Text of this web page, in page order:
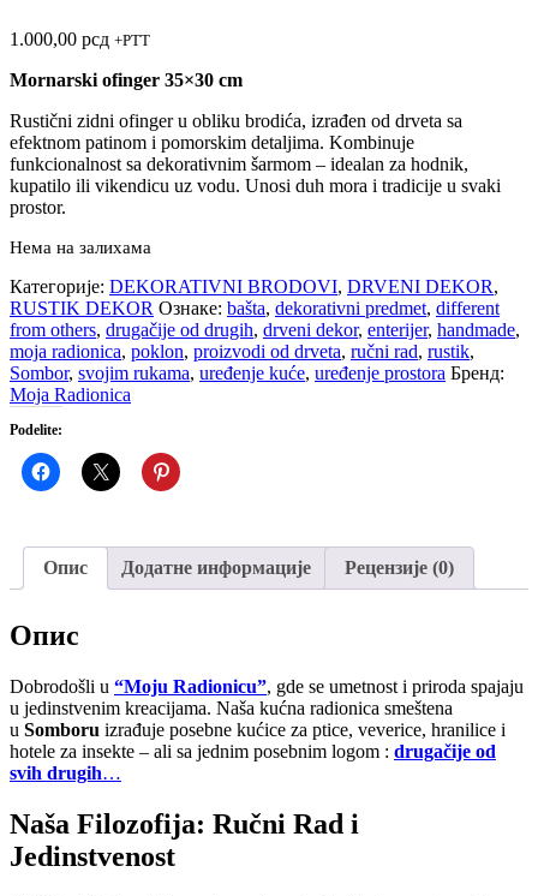
1.000,00 рсд +PTT
Mornarski ofinger 35×30 cm
Rustični zidni ofinger u obliku brodića, izrađen od drveta sa
efektnom patinom i pomorskim detaljima. Kombinuje
funkcionalnost sa dekorativnim šarmom – idealan za hodnik,
kupatilo ili vikendicu uz vodu. Unosi duh mora i tradicije u svaki
prostor.
Нема на залихама
Категорије: DEKORATIVNI BRODOVI, DRVENI DEKOR,
RUSTIK DEKOR Ознаке: bašta, dekorativni predmet, different
from others, drugačije od drugih, drveni dekor, enterijer, handmade,
moja radionica, poklon, proizvodi od drveta, ručni rad, rustik,
Sombor, svojim rukama, uređenje kuće, uređenje prostora Бренд:
Moja Radionica
Podelite:
Опис Додатне информације Рецензије (0)
Опис
Dobrodošli u “Moju Radionicu”, gde se umetnost i priroda spajaju
u jedinstvenim kreacijama. Naša kućna radionica smeštena
u Somboru izrađuje posebne kućice za ptice, veverice, hranilice i
hotele za insekte – ali sa jednim posebnim logom : drugačije od
svih drugih…
Naša Filozofija: Ručni Rad i
Jedinstvenost